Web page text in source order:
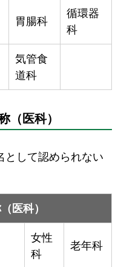
胃腸科
循環器
科
気管食
道科
（医科）
として認められない
医科）
女性
科
老年科